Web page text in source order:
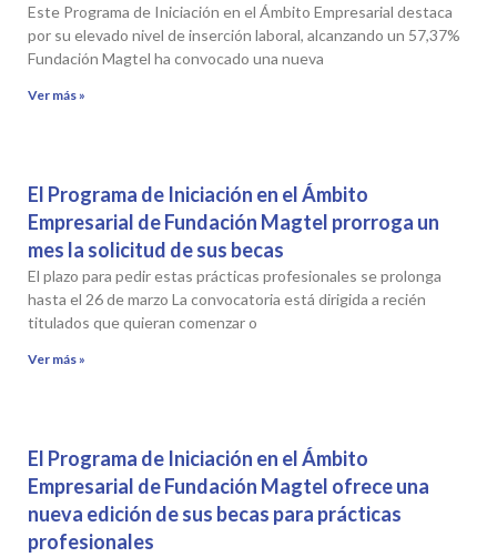
Este Programa de Iniciación en el Ámbito Empresarial destaca
por su elevado nivel de inserción laboral, alcanzando un 57,37%
Fundación Magtel ha convocado una nueva
Ver más »
El Programa de Iniciación en el Ámbito
Empresarial de Fundación Magtel prorroga un
mes la solicitud de sus becas
El plazo para pedir estas prácticas profesionales se prolonga
hasta el 26 de marzo La convocatoria está dirigida a recién
titulados que quieran comenzar o
Ver más »
El Programa de Iniciación en el Ámbito
Empresarial de Fundación Magtel ofrece una
nueva edición de sus becas para prácticas
profesionales